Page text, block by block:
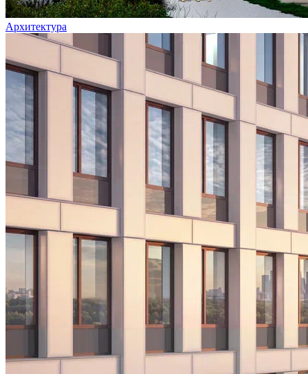
Архитектура